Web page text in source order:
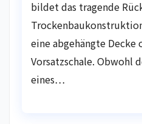
bildet das tragende
eine abgehängte Decke
Vorsatzschale. Obwohl
eines…